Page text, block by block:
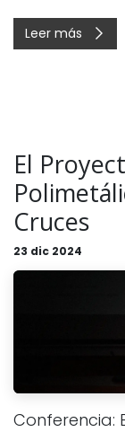
Leer más
El
Cruces
23 dic 2024
Conferencia: